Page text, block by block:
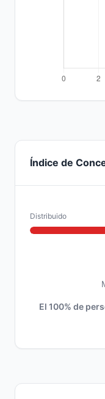
Índice de
Distribuido
El 100% de